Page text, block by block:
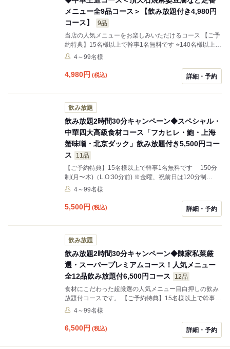
メニュー全9品コース＞【飲み放題付き4,980円
コース】
9品
当店の人気メニューをお楽しみいただけるコース 【ご予
約特典】15名様以上で幹事1名無料です ⭐️140名様以上の
ご予約も可能です(20名様〜100名の個室あり) ⭐️プロジェ
ます(会社の忘年会/新年会/歓迎会/送別会大歓迎です) ⭐️大
人数の昼コース/30名様以上のコース(月曜日〜金曜日)営
9167-3683
4～99名様
4,980円 (税込) 詳細・予約
飲み放題
飲み放題2時間30分キャンペーン◆スペシャル・
中華四大高級食材コース「フカヒレ・鮑・上海
蟹味噌・北京ダック」飲み放題付き5,500円コー
ス
11品
【ご予約特典】15名様以上で幹事1名無料です 150分
制(月〜木)（L.O:30分前) ※金曜、祝前日は120分制
（L.O:30分前)になります。 ⭐️140名様以上のご予約も可
インチプロジェクタースクリーン/マイクあります(会社
の忘年会/新年会/歓迎会/送別会大歓迎です) ⭐️大人数の昼
4～99名様
5,500円 (税込) 詳細・予約
飲み放題
飲み放題2時間30分キャンペーン◆陳家私菜厳
選・スーパープレミアムコース！人気メニュー
全12品飲み放題付6,500円コース
12品
食材にこだわった超厳選の人気メニュー目白押しの飲み
放題付コースです。 【ご予約特典】15名様以上で幹事1
名無料です 150分制(月〜木)（L.O:30分前) ※金曜、祝
上のご予約も可能です(20名様〜100名の個室あり) ⭐️プロ
ジェクター/120インチプロジェクタースクリーン/マイク
4～99名様
6,500円 (税込) 詳細・予約